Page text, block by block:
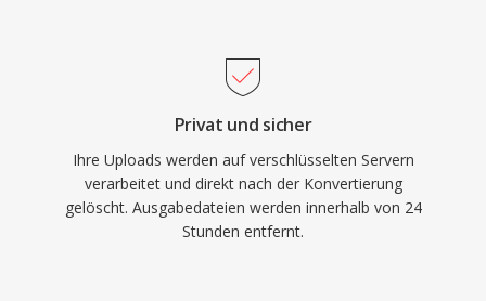
Privat und sicher
Ihre Uploads werden auf verschlüsselten Servern
verarbeitet und direkt nach der Konvertierung
gelöscht. Ausgabedateien werden innerhalb von 24
Stunden entfernt.